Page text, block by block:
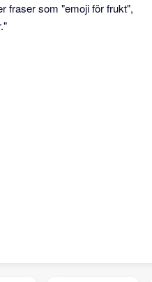
fraser som "emoji för frukt",